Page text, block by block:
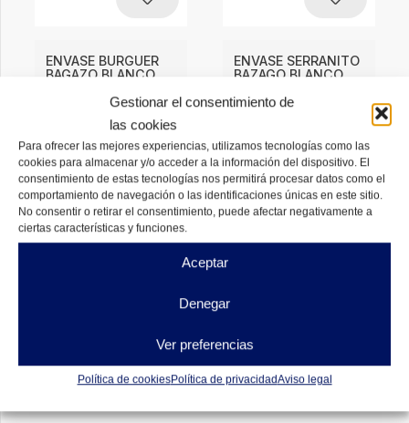
Gestionar el consentimiento de
las cookies
Para ofrecer las mejores experiencias, utilizamos tecnologías como las
cookies para almacenar y/o acceder a la información del dispositivo. El
consentimiento de estas tecnologías nos permitirá procesar datos como el
comportamiento de navegación o las identificaciones únicas en este sitio.
No consentir o retirar el consentimiento, puede afectar negativamente a
ciertas características y funciones.
Aceptar
Denegar
Ver preferencias
Política de cookiesPolítica de privacidadAviso legal
ENVASE BURGUER
BAGAZO BLANCO
DESDE
DISPONIBLES
ENVASE SERRANITO
BAZAGO BLANCO
4,77€
DISPONIBLES